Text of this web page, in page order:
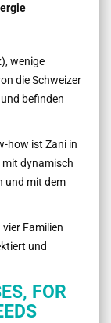
wenige
die Schweizer
befinden
how ist Zani in
mit dynamisch
und mit dem
Familien
und
FOR